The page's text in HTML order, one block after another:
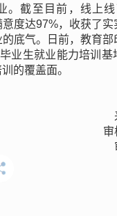
。截至目前，线上
度达97%，收获了实
底气。日前，教育
业生就业能力培训基
的覆盖面。
审